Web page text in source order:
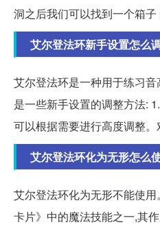
洞之后我们可以找到一个箱子
艾尔登法环新手设置怎么
艾尔登法环是一种用于练习
是一些新手设置的调整方法:
可以根据需要进行高度调整。
艾尔登法环化为无形怎么
艾尔登法环化为无形不能使
卡片》中的魔法技能之一,其